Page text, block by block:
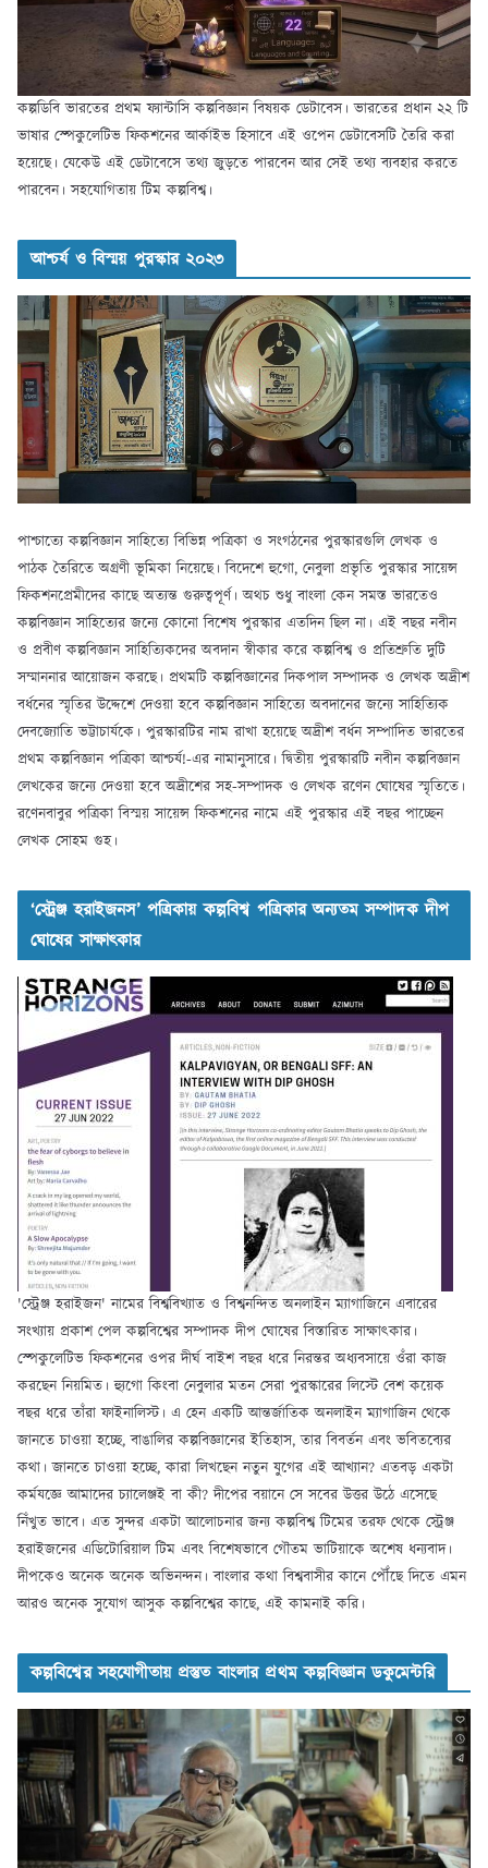
কল্পডিবি ভারতের প্রথম ফ্যান্টাসি কল্পবিজ্ঞান বিষয়ক ডেটাবেস। ভারতের প্রধান ২২ টি
ভাষার স্পেকুলেটিভ ফিকশনের আর্কাইভ হিসাবে এই ওপেন ডেটাবেসটি তৈরি করা
হয়েছে। যেকেউ এই ডেটাবেসে তথ্য জুড়তে পারবেন আর সেই তথ্য ব্যবহার করতে
পারবেন। সহযোগিতায় টিম কল্পবিশ্ব।
আশ্চর্য ও বিস্ময় পুরস্কার ২০২৩
পাশ্চাত্যে কল্পবিজ্ঞান সাহিত্যে বিভিন্ন পত্রিকা ও সংগঠনের পুরস্কারগুলি লেখক ও
পাঠক তৈরিতে অগ্রণী ভূমিকা নিয়েছে। বিদেশে হুগো, নেবুলা প্রভৃতি পুরস্কার সায়েন্স
ফিকশনপ্রেমীদের কাছে অত্যন্ত গুরুত্বপূর্ণ। অথচ শুধু বাংলা কেন সমস্ত ভারতেও
কল্পবিজ্ঞান সাহিত্যের জন্যে কোনো বিশেষ পুরস্কার এতদিন ছিল না। এই বছর নবীন
ও প্রবীণ কল্পবিজ্ঞান সাহিত্যিকদের অবদান স্বীকার করে কল্পবিশ্ব ও প্রতিশ্রুতি দুটি
সম্মাননার আয়োজন করছে। প্রথমটি কল্পবিজ্ঞানের দিকপাল সম্পাদক ও লেখক অদ্রীশ
বর্ধনের স্মৃতির উদ্দেশে দেওয়া হবে কল্পবিজ্ঞান সাহিত্যে অবদানের জন্যে সাহিত্যিক
দেবজ্যোতি ভট্টাচার্যকে। পুরস্কারটির নাম রাখা হয়েছে অদ্রীশ বর্ধন সম্পাদিত ভারতের
প্রথম কল্পবিজ্ঞান পত্রিকা আশ্চর্য!-এর নামানুসারে। দ্বিতীয় পুরস্কারটি নবীন কল্পবিজ্ঞান
লেখকের জন্যে দেওয়া হবে অদ্রীশের সহ-সম্পাদক ও লেখক রণেন ঘোষের স্মৃতিতে।
রণেনবাবুর পত্রিকা বিস্ময় সায়েন্স ফিকশনের নামে এই পুরস্কার এই বছর পাচ্ছেন
লেখক সোহম গুহ।
‘স্ট্রেঞ্জ হরাইজনস’ পত্রিকায় কল্পবিশ্ব পত্রিকার অন্যতম সম্পাদক দীপ
ঘোষের সাক্ষাৎকার
'স্ট্রেঞ্জ হরাইজন' নামের বিশ্ববিখ্যাত ও বিশ্বনন্দিত অনলাইন ম্যাগাজিনে এবারের
সংখ্যায় প্রকাশ পেল কল্পবিশ্বের সম্পাদক দীপ ঘোষের বিস্তারিত সাক্ষাৎকার।
স্পেকুলেটিভ ফিকশনের ওপর দীর্ঘ বাইশ বছর ধরে নিরন্তর অধ্যবসায়ে ওঁরা কাজ
করছেন নিয়মিত। হ্যুগো কিংবা নেবুলার মতন সেরা পুরস্কারের লিস্টে বেশ কয়েক
বছর ধরে তাঁরা ফাইনালিস্ট। এ হেন একটি আন্তর্জাতিক অনলাইন ম্যাগাজিন থেকে
জানতে চাওয়া হচ্ছে, বাঙালির কল্পবিজ্ঞানের ইতিহাস, তার বিবর্তন এবং ভবিতব্যের
কথা। জানতে চাওয়া হচ্ছে, কারা লিখছেন নতুন যুগের এই আখ্যান? এতবড় একটা
কর্মযজ্ঞে আমাদের চ্যালেঞ্জই বা কী? দীপের বয়ানে সে সবের উত্তর উঠে এসেছে
নিঁখুত ভাবে। এত সুন্দর একটা আলোচনার জন্য কল্পবিশ্ব টিমের তরফ থেকে স্ট্রেঞ্জ
হরাইজনের এডিটোরিয়াল টিম এবং বিশেষভাবে গৌতম ভাটিয়াকে অশেষ ধন্যবাদ।
দীপকেও অনেক অনেক অভিনন্দন। বাংলার কথা বিশ্ববাসীর কানে পৌঁছে দিতে এমন
আরও অনেক সুযোগ আসুক কল্পবিশ্বের কাছে, এই কামনাই করি।
কল্পবিশ্বের সহযোগীতায় প্রস্তুত বাংলার প্রথম কল্পবিজ্ঞান ডকুমেন্টরি